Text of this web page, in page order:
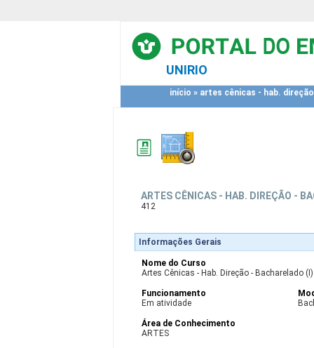
UNIRIO
início » artes cênicas - hab.
ARTES CÊNICAS - HAB. DIREÇÃO -
412
Informações Gerais
Nome do Curso
Artes Cênicas - Hab. Direção - Bacharelado
Funcionamento
Em atividade
Área de Conhecimento
ARTES